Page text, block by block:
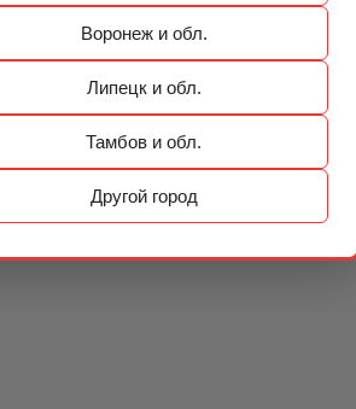
Воронеж и обл.
Липецк и обл.
Тамбов и обл.
Другой город